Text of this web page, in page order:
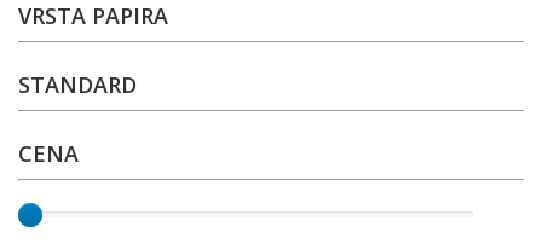
VRSTA PAPIRA
STANDARD
CENA